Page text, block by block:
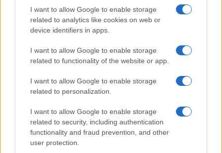
I want to allow Google to enable storage
related to analytics like cookies on web or
device identifiers in apps.
I want to allow Google to enable storage
related to functionality of the website or app.
I want to allow Google to enable storage
related to personalization.
I want to allow Google to enable storage
related to security, including authentication
functionality and fraud prevention, and other
user protection.
Come pulire le cozze in modo perfetto: guida pratica
per principianti
Matteo Pellegrino · 9 Ago 2026
LIFESTYLE